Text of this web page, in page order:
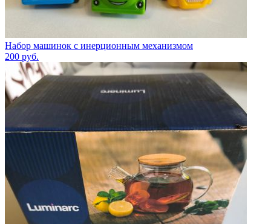
Набор машинок с инерционным механизмом
200 руб.